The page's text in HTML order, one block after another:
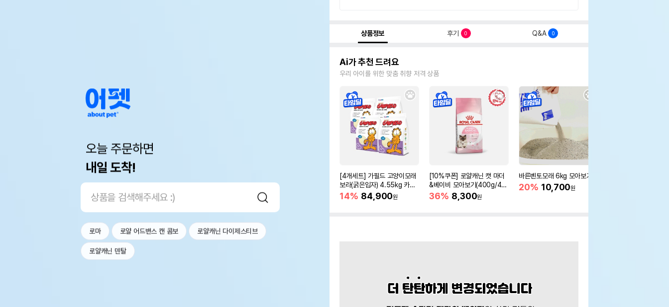
오늘 주문하면
내일 도착!
로마 로얄 어드밴스 캔 콤보 로얄캐닌 다이제스티브
로얄캐닌 덴탈
상품정보 후기 0 Q&A 0
Ai가 추천 드려요
우리 아이를 위한 맞춤 취향 저격 상품
[4개세트] 가필드 고양이모래
보라(굵은입자) 4.55kg 카사
바모래
14% 84,900원
[10%쿠폰] 로얄캐닌 캣 마더
&베이비 모아보기(400g/4/1
0kg)
36% 8,300원
바른벤토모래 6kg 모아보기
20% 10,700원